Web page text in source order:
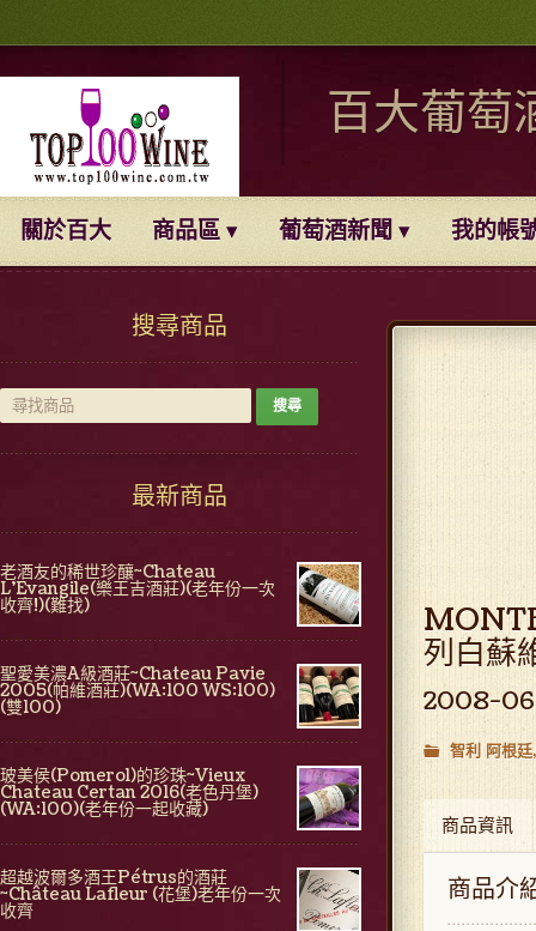
百大葡萄
關於百大 商品區 葡萄酒新聞 我的帳
搜尋商品
最新商品
老酒友的稀世珍釀~Chateau
L'Evangile(樂王吉酒莊)(老年份一次
收齊!)(難找)
聖愛美濃A級酒莊~Chateau Pavie
2005(帕維酒莊)(WA:100 WS:100)
(雙100)
玻美侯(Pomerol)的珍珠~Vieux
Chateau Certan 2016(老色丹堡)
(WA:100)(老年份一起收藏)
超越波爾多酒王Pétrus的酒莊
~Château Lafleur (花堡)老年份一次
收齊
列白蘇
2008-
智利 阿根廷
商品資訊
商品介